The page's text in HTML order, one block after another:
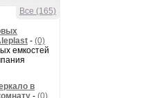
Все (165)
- (0)
емкостей
в
- (0)